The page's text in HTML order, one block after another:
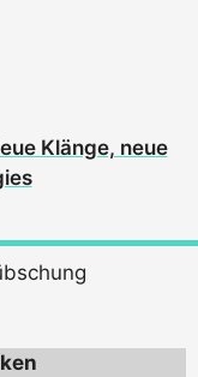
Klänge, neue